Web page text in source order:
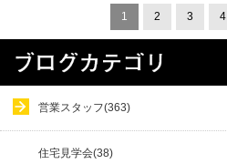
1 2 3 4
営業スタッフ(363)
住宅見学会(38)